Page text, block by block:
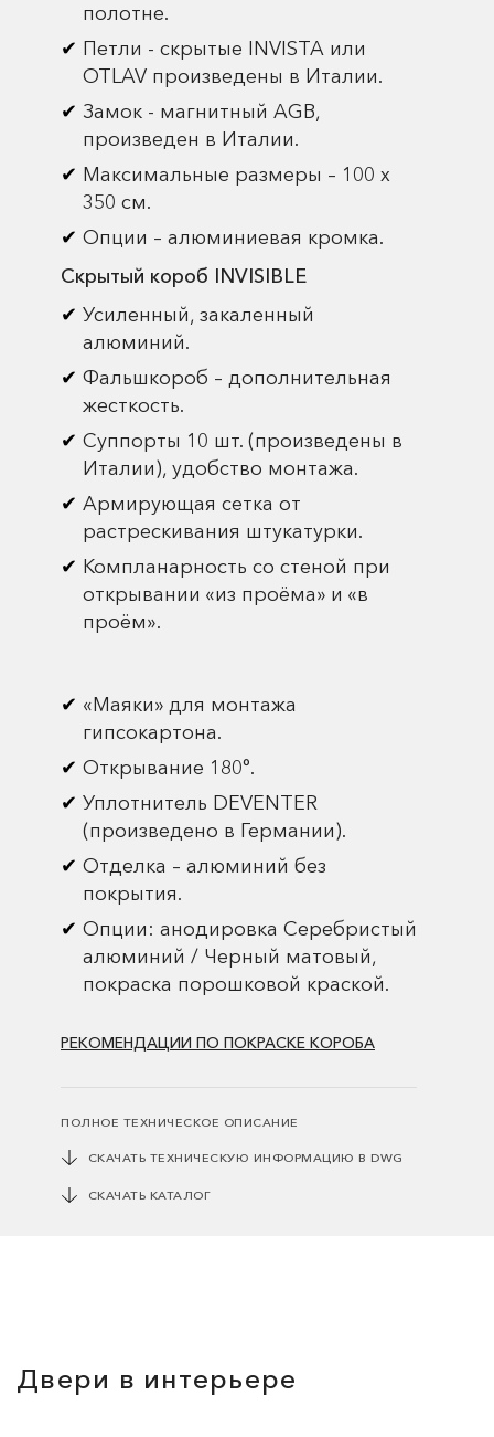
полотне.
Петли - скрытые INVISTA или
OTLAV произведены в Италии.
Замок - магнитный AGB,
произведен в Италии.
Максимальные размеры – 100 х
350 см.
Опции – алюминиевая кромка.
Скрытый короб INVISIBLE
Усиленный, закаленный
алюминий.
Фальшкороб – дополнительная
жесткость.
Суппорты 10 шт. (произведены в
Италии), удобство монтажа.
Армирующая сетка от
растрескивания штукатурки.
Компланарность со стеной при
открывании «из проёма» и «в
проём».
«Маяки» для монтажа
гипсокартона.
Открывание 180°.
Уплотнитель DEVENTER
(произведено в Германии).
Отделка – алюминий без
покрытия.
Опции: анодировка Серебристый
алюминий / Черный матовый,
покраска порошковой краской.
РЕКОМЕНДАЦИИ ПО ПОКРАСКЕ КОРОБА
ПОЛНОЕ ТЕХНИЧЕСКОЕ ОПИСАНИЕ
СКАЧАТЬ ТЕХНИЧЕСКУЮ ИНФОРМАЦИЮ В DWG
СКАЧАТЬ КАТАЛОГ
Двери в интерьере